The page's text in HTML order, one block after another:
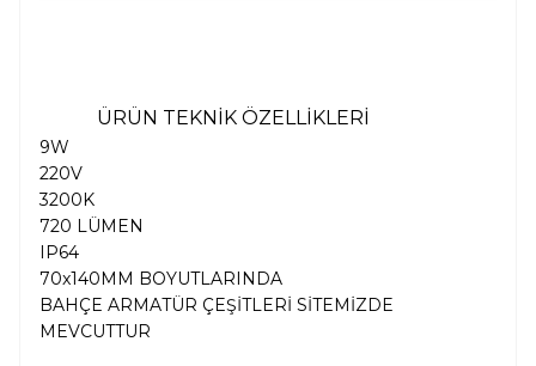
ÜRÜN TEKNİK ÖZELLİKLERİ
9W
220V
3200K
720 LÜMEN
IP64
70x140MM BOYUTLARINDA
BAHÇE ARMATÜR ÇEŞİTLERİ SİTEMİZDE
MEVCUTTUR